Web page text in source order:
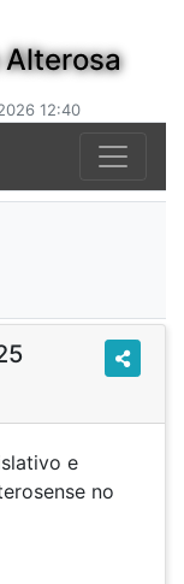
12:40
e
no